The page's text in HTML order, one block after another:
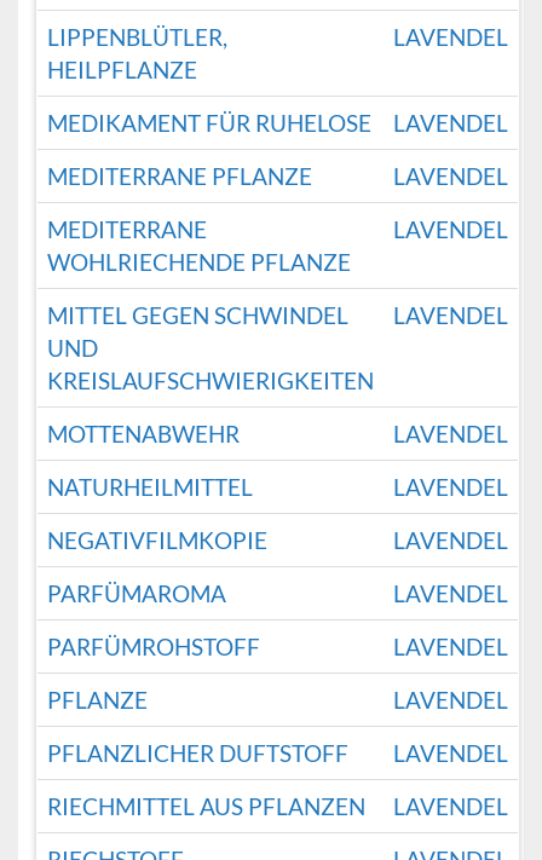
LIPPENBLÜTLER,
HEILPFLANZE
LAVENDEL
MEDIKAMENT FÜR RUHELOSE
LAVENDEL
MEDITERRANE PFLANZE
LAVENDEL
MEDITERRANE
WOHLRIECHENDE PFLANZE
LAVENDEL
MITTEL GEGEN SCHWINDEL
UND
KREISLAUFSCHWIERIGKEITEN
LAVENDEL
MOTTENABWEHR
LAVENDEL
NATURHEILMITTEL
LAVENDEL
NEGATIVFILMKOPIE
LAVENDEL
PARFÜMAROMA
LAVENDEL
PARFÜMROHSTOFF
LAVENDEL
PFLANZE
LAVENDEL
PFLANZLICHER DUFTSTOFF
LAVENDEL
RIECHMITTEL AUS PFLANZEN
LAVENDEL